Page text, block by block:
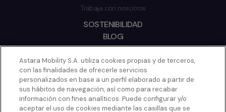
Trabaja con nosotros
SOSTENIBILIDAD
BLOG
2026 © ASTARA
CONTACTO
POLÍTICA DE COOKIES
AVISO LEGAL
Astara Mobility S.A. utiliza cookies propias y de terceros,
con las finalidades de ofrecerle servicios
personalizados en base a un perfil elaborado a partir de
sus hábitos de navegación, así como para recabar
información con fines analíticos. Puede configurar y/o
aceptar el uso de cookies mediante las casillas que se